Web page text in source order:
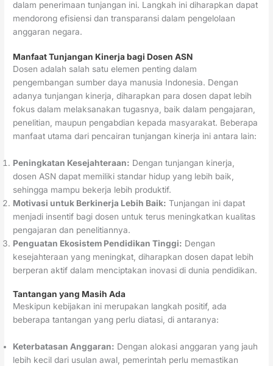
dalam penerimaan tunjangan ini. Langkah ini diharapkan dapat
mendorong efisiensi dan transparansi dalam pengelolaan
anggaran negara.
Manfaat Tunjangan Kinerja bagi Dosen ASN
Dosen adalah salah satu elemen penting dalam
pengembangan sumber daya manusia Indonesia. Dengan
adanya tunjangan kinerja, diharapkan para dosen dapat lebih
fokus dalam melaksanakan tugasnya, baik dalam pengajaran,
penelitian, maupun pengabdian kepada masyarakat. Beberapa
manfaat utama dari pencairan tunjangan kinerja ini antara lain:
Peningkatan Kesejahteraan: Dengan tunjangan kinerja,
dosen ASN dapat memiliki standar hidup yang lebih baik,
sehingga mampu bekerja lebih produktif.
Motivasi untuk Berkinerja Lebih Baik: Tunjangan ini dapat
menjadi insentif bagi dosen untuk terus meningkatkan kualitas
pengajaran dan penelitiannya.
Penguatan Ekosistem Pendidikan Tinggi: Dengan
kesejahteraan yang meningkat, diharapkan dosen dapat lebih
berperan aktif dalam menciptakan inovasi di dunia pendidikan.
Tantangan yang Masih Ada
Meskipun kebijakan ini merupakan langkah positif, ada
beberapa tantangan yang perlu diatasi, di antaranya:
Keterbatasan Anggaran: Dengan alokasi anggaran yang jauh
lebih kecil dari usulan awal, pemerintah perlu memastikan